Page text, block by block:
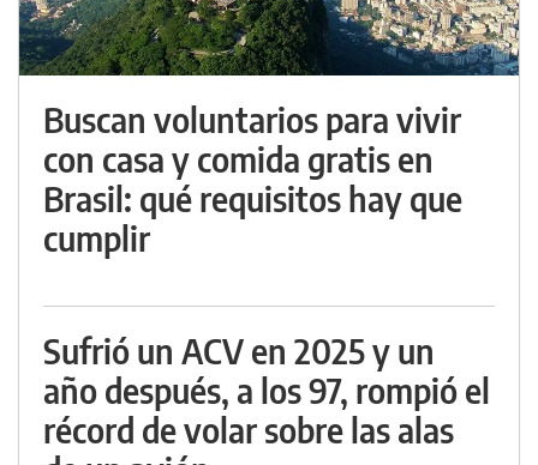
Buscan voluntarios para vivir
con casa y comida gratis en
Brasil: qué requisitos hay que
cumplir
Sufrió un ACV en 2025 y un
año después, a los 97, rompió el
récord de volar sobre las alas